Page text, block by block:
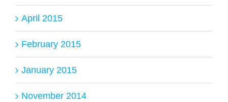
April 2015
February 2015
January 2015
November 2014